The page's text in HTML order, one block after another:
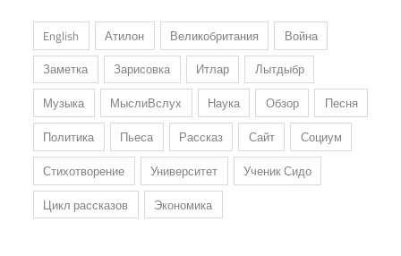
English Атилон Великобритания
Война
Заметка
Зарисовка Итлар
Лытдыбр
Музыка
МыслиВслух Наука Обзор
Песня
Политика
Пьеса Рассказ Сайт
Социум
Стихотворение
Университет
Ученик Сидо
Цикл рассказов
Экономика